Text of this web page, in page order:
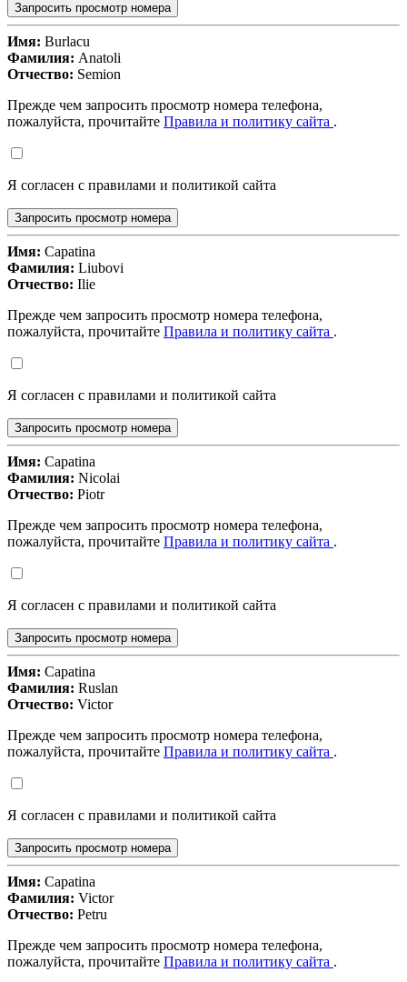
Запросить просмотр номера
Имя: Burlacu
Фамилия: Anatoli
Отчество: Semion
Прежде чем запросить просмотр номера телефона,
пожалуйста, прочитайте Правила и политику сайта .
Я согласен с правилами и политикой сайта
Запросить просмотр номера
Имя: Capatina
Фамилия: Liubovi
Отчество: Ilie
Прежде чем запросить просмотр номера телефона,
пожалуйста, прочитайте Правила и политику сайта .
Я согласен с правилами и политикой сайта
Запросить просмотр номера
Имя: Capatina
Фамилия: Nicolai
Отчество: Piotr
Прежде чем запросить просмотр номера телефона,
пожалуйста, прочитайте Правила и политику сайта .
Я согласен с правилами и политикой сайта
Запросить просмотр номера
Имя: Capatina
Фамилия: Ruslan
Отчество: Victor
Прежде чем запросить просмотр номера телефона,
пожалуйста, прочитайте Правила и политику сайта .
Я согласен с правилами и политикой сайта
Запросить просмотр номера
Имя: Capatina
Фамилия: Victor
Отчество: Petru
Прежде чем запросить просмотр номера телефона,
пожалуйста, прочитайте Правила и политику сайта .